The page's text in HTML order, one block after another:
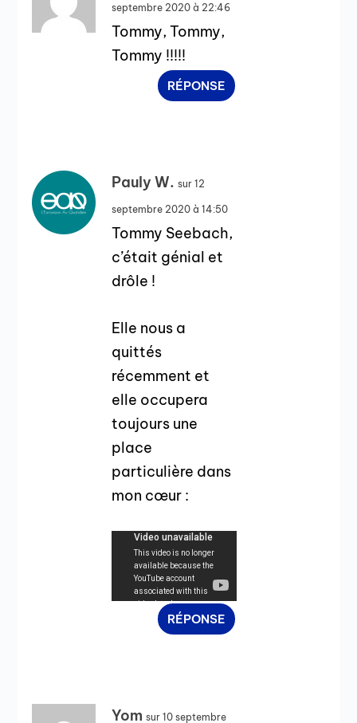
septembre 2020 à 22:46
Tommy, Tommy,
Tommy !!!!!
RÉPONSE
Pauly W. sur 12
septembre 2020 à 14:50
Tommy Seebach,
c’était génial et
drôle !
Elle nous a
quittés
récemment et
elle occupera
toujours une
place
particulière dans
mon cœur :
RÉPONSE
Yom sur 10 septembre